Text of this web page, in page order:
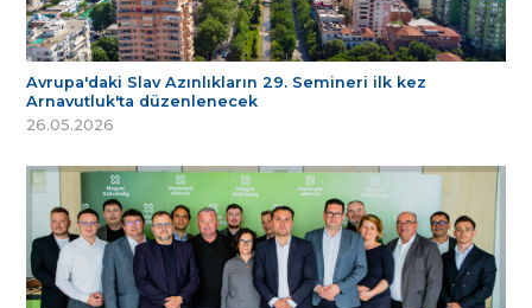
Avrupa'daki Slav Azınlıkların 29. Semineri ilk kez
Arnavutluk'ta düzenlenecek
26.05.2026